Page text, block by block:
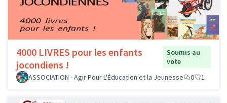
4000 LIVRES pour les enfants
jocondiens !
Soumis au
vote
ASSOCIATION - Agir Pour L'Éducation et la Jeunesse
0 1